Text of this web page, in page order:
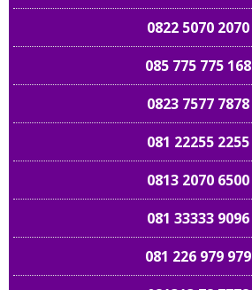
0822 5070 2070
085 775 775 168
0823 7577 7878
081 22255 2255
0813 2070 6500
081 33333 9096
081 226 979 979